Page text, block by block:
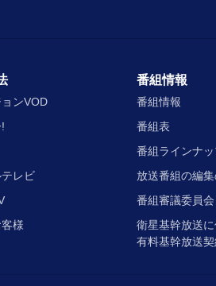
ンVOD
レビ
様
番組情報
番組情報
番組表
番組ラインナ
放送番組の編
番組審議委員
衛星基幹放送に
有料基幹放送